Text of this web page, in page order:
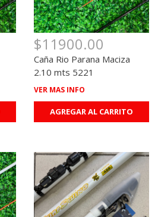
$11900.00
Caña Rio Parana Maciza
2.10 mts 5221
VER MAS INFO
AGREGAR AL CARRITO